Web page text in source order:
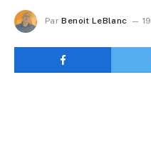
Par Benoit LeBlanc